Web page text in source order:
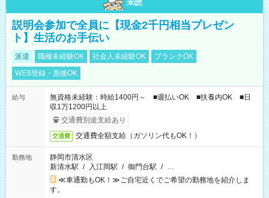
未読
説明会参加で全員に【現金2千円相当プレゼン
ト】生活のお手伝い
派遣 職種未経験OK 社会人未経験OK
ブランクOK
WEB登録・面接OK
給与
無資格未経験：時給1400円～ ■週払いOK ■扶養内OK ■日
収1万1200円以上
交通費別途支給あり
交通費 交通費全額支給（ガソリン代もOK！）
勤務地
静岡市清水区
新清水駅 / 入江岡駅 / 御門台駅 / …
≪車通勤もOK！≫ご自宅近くでご希望の勤務地を紹介しま
す。